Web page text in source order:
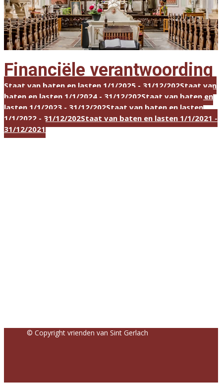
Financiële verantwoording
Staat van baten en lasten 1/1/2025 - 31/12/2025Staat van
baten en lasten 1/1/2024 - 31/12/2024Staat van baten en
lasten 1/1/2023 - 31/12/2023Staat van baten en lasten
1/1/2022 - 31/12/2022Staat van baten en lasten 1/1/2021 -
31/12/2021
© Copyright vrienden van Sint Gerlach